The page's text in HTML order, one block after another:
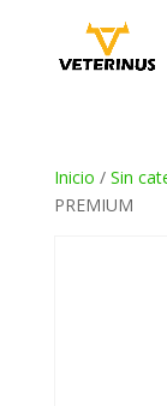
Inicio / Sin
PREMIUM